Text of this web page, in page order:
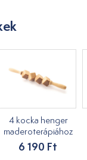
4 kocka henger
maderoterápiához
6 190 Ft